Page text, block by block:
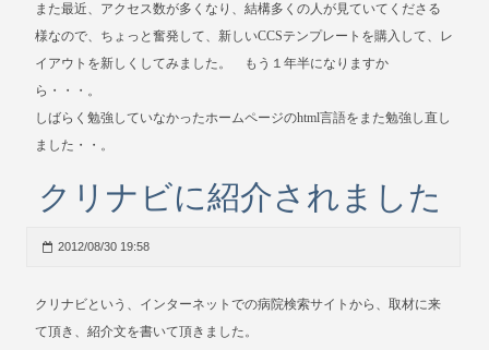
また最近、アクセス数が多くなり、結構多くの人が見ていてくださる
様なので、ちょっと奮発して、新しいCCSテンプレートを購入して、レ
イアウトを新しくしてみました。 もう１年半になりますか
ら・・・。
しばらく勉強していなかったホームページのhtml言語をまた勉強し直し
ました・・。
クリナビに紹介されました
2012/08/30 19:58
クリナビという、インターネットでの病院検索サイトから、取材に来
て頂き、紹介文を書いて頂きました。